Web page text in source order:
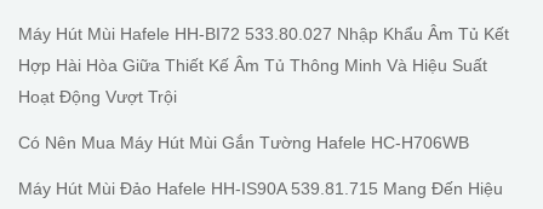
Máy Hút Mùi Hafele HH-BI72 533.80.027 Nhập Khẩu Âm Tủ Kết
Hợp Hài Hòa Giữa Thiết Kế Âm Tủ Thông Minh Và Hiệu Suất
Hoạt Động Vượt Trội
Có Nên Mua Máy Hút Mùi Gắn Tường Hafele HC-H706WB
Máy Hút Mùi Đảo Hafele HH-IS90A 539.81.715 Mang Đến Hiệu